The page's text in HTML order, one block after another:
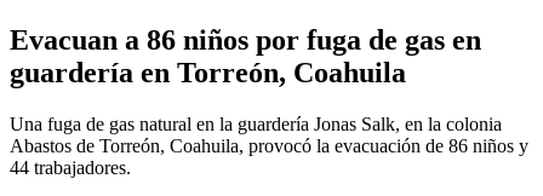
Evacuan a 86 niños por fuga de gas en
guardería en Torreón, Coahuila
Una fuga de gas natural en la guardería Jonas Salk, en la colonia
Abastos de Torreón, Coahuila, provocó la evacuación de 86 niños y
44 trabajadores.